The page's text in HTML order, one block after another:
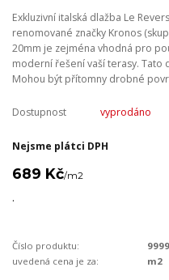
Exkluzivní italská dlažba Le
renomované značky Kronos
20mm je zejména vhodná pro
moderní řešení vaší terasy. Tato
Mohou být přítomny drobné
Dostupnost vyprodáno
Nejsme plátci DPH
689 Kč/m2
.
Číslo produktu:
uvedená cena je za:
m2